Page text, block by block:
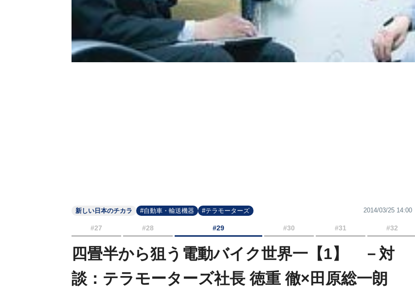
新しい日本のチカラ #自動車・輸送機器 #テラモーターズ 2014/03/25 14:00
#27 #28 #29 #30 #31 #32
四畳半から狙う電動バイク世界一【1】 －対
談：テラモーターズ社長 徳重 徹×田原総一朗